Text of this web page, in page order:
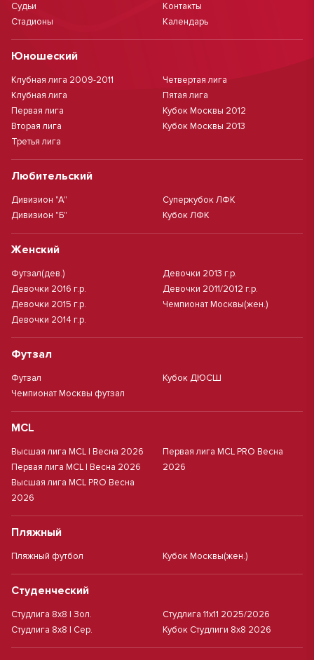
Судьи
Стадионы
Контакты
Календарь
Юношеский
Клубная лига 2009-2011
Клубная лига
Первая лига
Вторая лига
Третья лига
Четвертая лига
Пятая лига
Кубок Москвы 2012
Кубок Москвы 2013
Любительский
Дивизион "А"
Дивизион "Б"
Суперкубок ЛФК
Кубок ЛФК
Женский
Футзал(дев.)
Девочки 2016 г.р.
Девочки 2015 г.р.
Девочки 2014 г.р.
Девочки 2013 г.р.
Девочки 2011/2012 г.р.
Чемпионат Москвы(жен.)
Футзал
Футзал
Чемпионат Москвы футзал
Кубок ДЮСШ
MCL
Высшая лига MCL | Весна 2026
Первая лига MCL | Весна 2026
Высшая лига MCL PRO Весна
2026
Первая лига MCL PRO Весна
2026
Пляжный
Пляжный футбол Кубок Москвы(жен.)
Студенческий
Студлига 8х8 | Зол.
Студлига 8х8 | Сер.
Студлига 11х11 2025/2026
Кубок Студлиги 8х8 2026